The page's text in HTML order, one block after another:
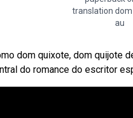
translation dom
au
dom quixote, dom quijote
do romance do escritor